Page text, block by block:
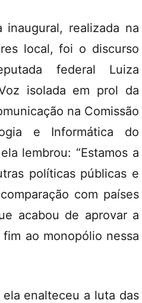
inaugural, realizada na
local, foi o discurso
federal Luiza
isolada em prol da
na Comissão
e Informática do
lembrou: “Estamos a
políticas públicas e
com países
acabou de aprovar a
ao monopólio nessa
enalteceu a luta das